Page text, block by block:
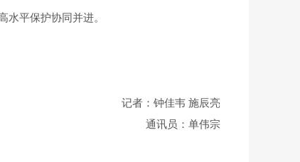
平保护协同并进。
记者 ： 钟佳韦 施辰亮
通讯员： 单伟宗